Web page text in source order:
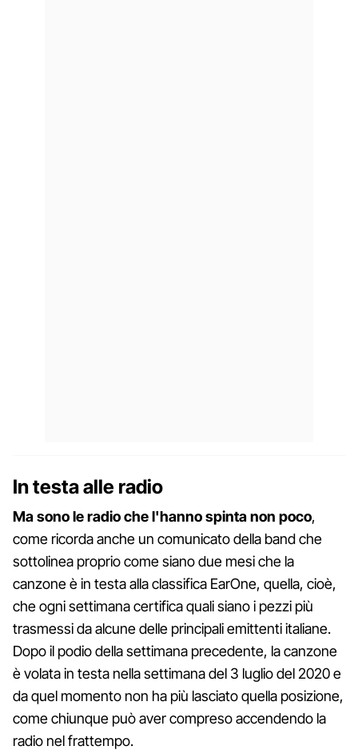
In testa alle radio
Ma sono le radio che l'hanno spinta non poco,
come ricorda anche un comunicato della band che
sottolinea proprio come siano due mesi che la
canzone è in testa alla classifica EarOne, quella, cioè,
che ogni settimana certifica quali siano i pezzi più
trasmessi da alcune delle principali emittenti italiane.
Dopo il podio della settimana precedente, la canzone
è volata in testa nella settimana del 3 luglio del 2020 e
da quel momento non ha più lasciato quella posizione,
come chiunque può aver compreso accendendo la
radio nel frattempo.